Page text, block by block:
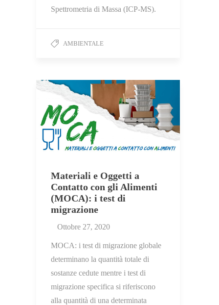
Spettrometria di Massa (ICP-MS).
AMBIENTALE
Materiali e Oggetti a
Contatto con gli Alimenti
(MOCA): i test di
migrazione
Ottobre 27, 2020
MOCA: i test di migrazione globale
determinano la quantità totale di
sostanze cedute mentre i test di
migrazione specifica si riferiscono
alla quantità di una determinata